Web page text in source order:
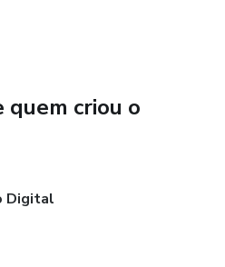
quem criou o
Digital